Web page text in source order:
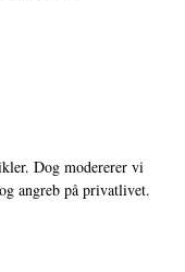
Dog modererer vi
angreb på privatlivet.